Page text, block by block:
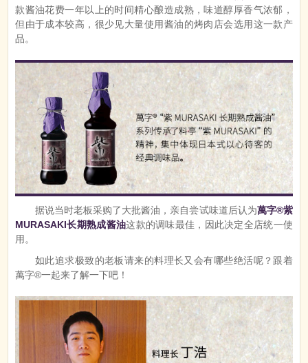
款酱油花费一年以上的时间精心酿造成熟，味道醇厚香气浓郁，
但由于成本较高，很少见大量使用酱油的烤肉店会选用这一款产
品。
据说当时老板采购了大批酱油，亲自尝试味道后认为萬字®紫
MURASAKI长期熟成酱油这款的调味最佳，因此决定全店统一使
用。
如此追求极致的老板请来的料理长又会有哪些绝活呢？跟着
萬字®一起来了解一下吧！